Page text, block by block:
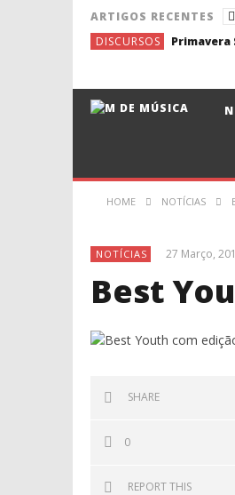
ARTIGOS RECENTES
DISCURSOS
HOME NOTÍCIAS
NOTÍCIAS 27 Março,
Best
SHARE
0
REPORT THIS